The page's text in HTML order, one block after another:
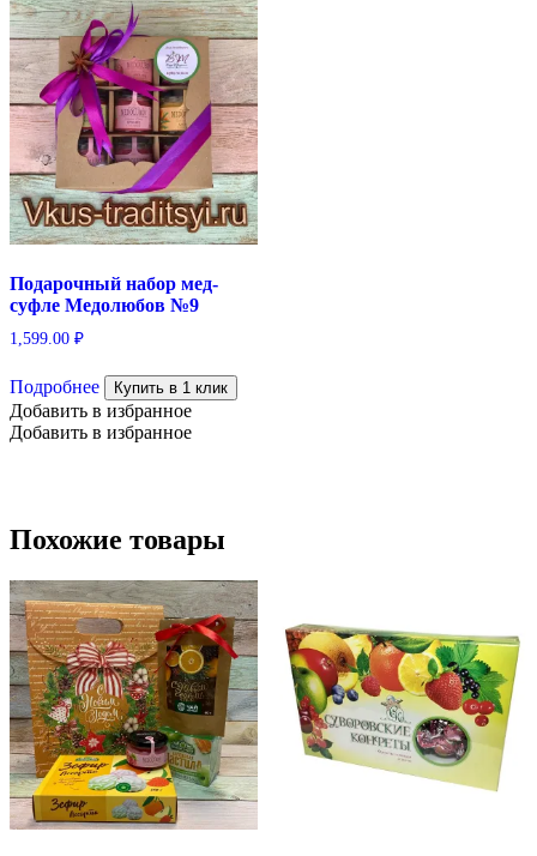
Подарочный набор мед-
суфле Медолюбов №9
1,599.00 ₽
Подробнее Купить в 1 клик
Добавить в избранное
Добавить в избранное
Похожие товары